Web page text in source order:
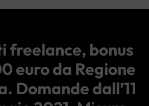
freelance, bonus
euro da Regione
Domande dall’11